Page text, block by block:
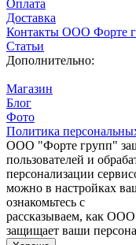
Оплата
Доставка
Контакты ООО Форте
Статьи
Дополнительно:
Магазин
Блог
Фото
Политика
ООО "Форте групп"
пользователей и
персонализации
можно в настройках
ознакомьтесь с
рассказываем, как
защищает ваши